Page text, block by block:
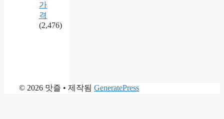
가
격
(2,476)
© 2026 맛즐 • 제작됨 GeneratePress